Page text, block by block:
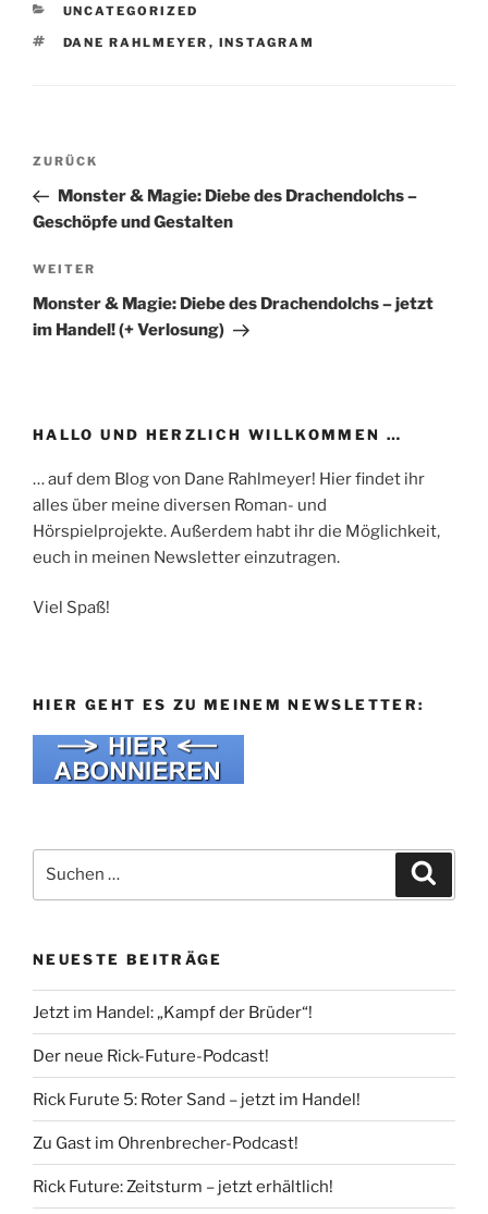
KATEGORIEN
UNCATEGORIZED
SCHLAGWÖRTER
DANE RAHLMEYER , INSTAGRAM
Beitragsnavigation
Vorheriger
Beitrag
ZURÜCK
Monster & Magie: Diebe des Drachendolchs –
Geschöpfe und Gestalten
Nächster
Beitrag
WEITER
Monster & Magie: Diebe des Drachendolchs – jetzt
im Handel! (+ Verlosung)
HALLO UND HERZLICH WILLKOMMEN …
… auf dem Blog von Dane Rahlmeyer! Hier findet ihr
alles über meine diversen Roman- und
Hörspielprojekte. Außerdem habt ihr die Möglichkeit,
euch in meinen Newsletter einzutragen.
Viel Spaß!
HIER GEHT ES ZU MEINEM NEWSLETTER:
nach:
NEUESTE BEITRÄGE
Jetzt im Handel: „Kampf der Brüder“!
Der neue Rick-Future-Podcast!
Rick Furute 5: Roter Sand – jetzt im Handel!
Zu Gast im Ohrenbrecher-Podcast!
Rick Future: Zeitsturm – jetzt erhältlich!